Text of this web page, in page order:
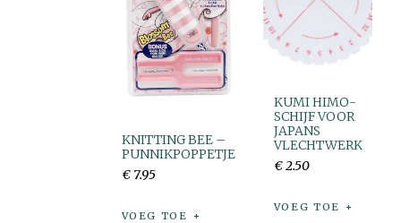
KNITTING BEE –
PUNNIKPOPPETJE
€ 7.95
VOEG TOE
KUMI HIMO-
SCHIJF VOOR
JAPANS
VLECHTWERK
€ 2.50
VOEG TOE